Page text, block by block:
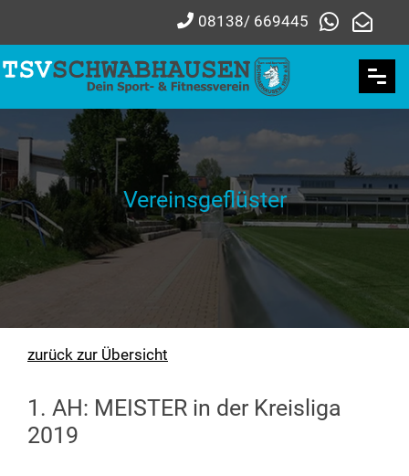
08138/ 669445
Vereinsgeflüster
zurück zur Übersicht
1. AH: MEISTER in der Kreisliga
2019